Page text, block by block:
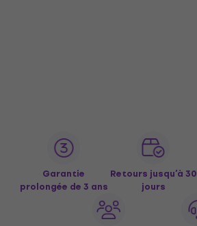
Garantie
prolongée de 3 ans
Retours jusqu’à 30
jours